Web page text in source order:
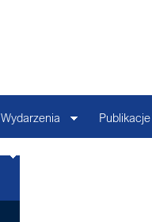
Wydarzenia Publikacje